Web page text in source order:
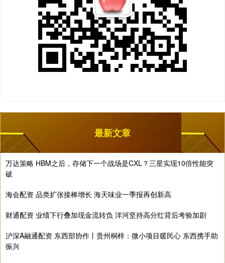
最新文章
万达策略 HBM之后，存储下一个战场是CXL？三星实现10倍性能突
破
海会配资 品类扩张接棒增长 海天味业一季报再创新高
财通配资 业绩下行叠加现金流转负 洋河坚持高分红背后考验加剧
沪深A融通配资 东西部协作丨贵州桐梓：微小项目暖民心 东西携手助
振兴